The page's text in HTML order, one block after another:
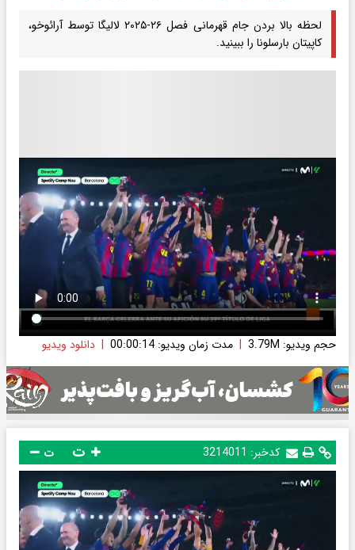
لحظه بالا بردن جام قهرمانی فصل ۲۶-۲۰۲۵ لالیگا توسط آرائوخو،
کاپیتان بارسلونا را ببینید.
حجم ویدیو: 3.79M | مدت زمان ویدیو: 00:00:14 | دانلود ویدیو
کدخبر: 3214011 ت